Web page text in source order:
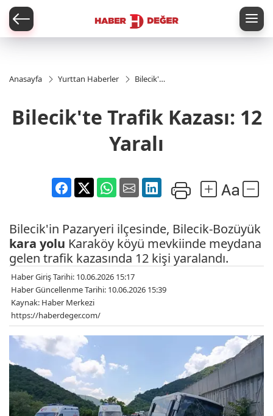
Anasayfa Yurttan Haberler
Bilecik'te
12 Yaralı
Bilecik'te Trafik Kazası: 12
Yaralı
Bilecik'in Pazaryeri ilçesinde, Bilecik-Bozüyük
kara yolu Karaköy köyü mevkiinde meydana
gelen trafik kazasında 12 kişi yaralandı.
Haber Giriş Tarihi: 10.06.2026 15:17
Haber Güncellenme Tarihi: 10.06.2026 15:39
Kaynak: Haber Merkezi
https://haberdeger.com/